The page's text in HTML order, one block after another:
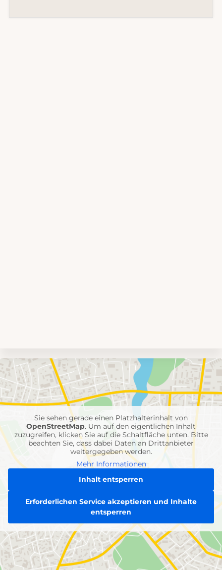
Umgebungskarte
mit
Feuerwehr-
Einheiten
Sie sehen gerade einen Platzhalterinhalt von
OpenStreetMap. Um auf den eigentlichen Inhalt
zuzugreifen, klicken Sie auf die Schaltfläche unten. Bitte
beachten Sie, dass dabei Daten an Drittanbieter
weitergegeben werden.
Mehr Informationen
Inhalt entsperren
Erforderlichen Service akzeptieren und Inhalte
entsperren